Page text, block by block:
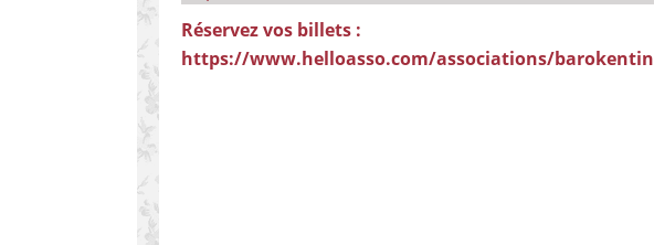
Réservez vos billets :
https://www.helloasso.com/associations/barokentin